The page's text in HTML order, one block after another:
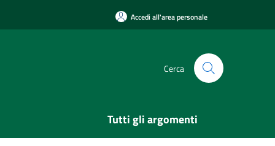
Accedi all'area personale
Cerca
Tutti gli argomenti